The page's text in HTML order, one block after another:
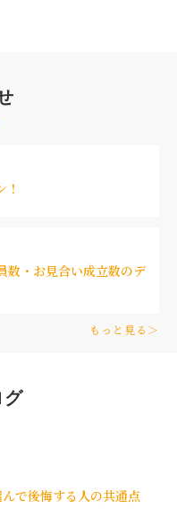
数・お見合い成立数のデ
もっと見る＞
グ
で後悔する人の共通点